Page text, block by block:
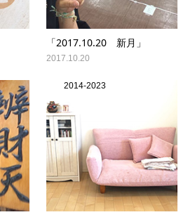
「2017.10.20 新月」
2017.10.20
2014-2023